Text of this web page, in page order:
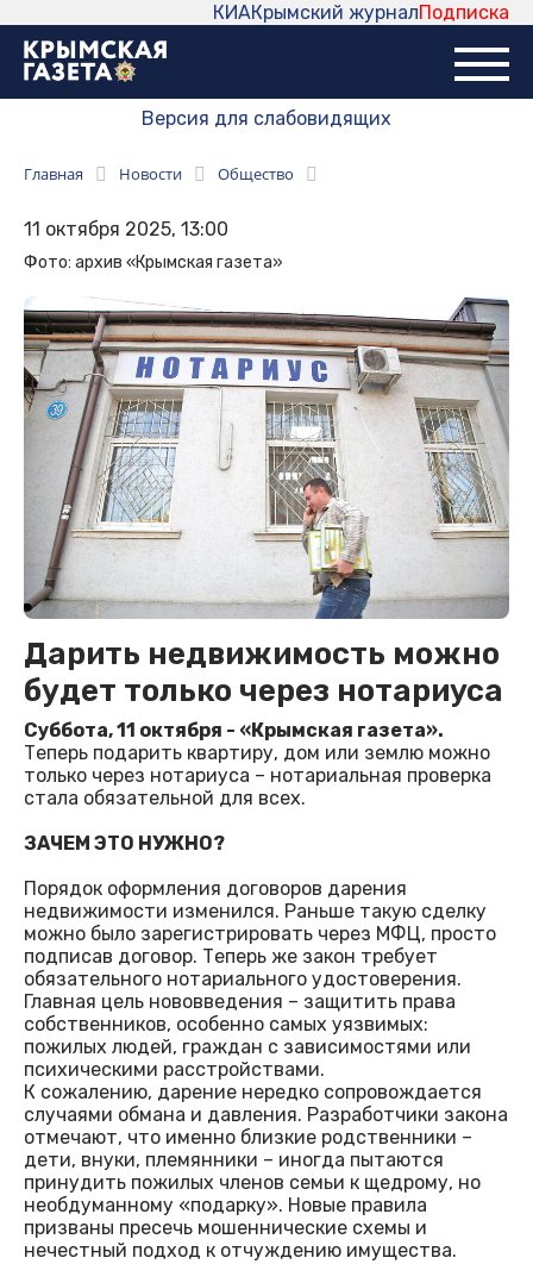
Подписка
Крымский журнал
КИА
Версия для слабовидящих
Главная Новости Общество
11 октября 2025, 13:00
Фото: архив «Крымская газета»
Дарить недвижимость можно
будет только через нотариуса
Суббота, 11 октября - «Крымская газета».
Теперь подарить квартиру, дом или землю можно
только через нотариуса – нотариальная проверка
стала обязательной для всех.
ЗАЧЕМ ЭТО НУЖНО?
Порядок оформления договоров дарения
недвижимости изменился. Раньше такую сделку
можно было зарегистрировать через МФЦ, просто
подписав договор. Теперь же закон требует
обязательного нотариального удостоверения.
Главная цель нововведения – защитить права
собственников, особенно самых уязвимых:
пожилых людей, граждан с зависимостями или
психическими расстройствами.
К сожалению, дарение нередко сопровождается
случаями обмана и давления. Разработчики закона
отмечают, что именно близкие родственники –
дети, внуки, племянники – иногда пытаются
принудить пожилых членов семьи к щедрому, но
необдуманному «подарку». Новые правила
призваны пресечь мошеннические схемы и
нечестный подход к отчуждению имущества.